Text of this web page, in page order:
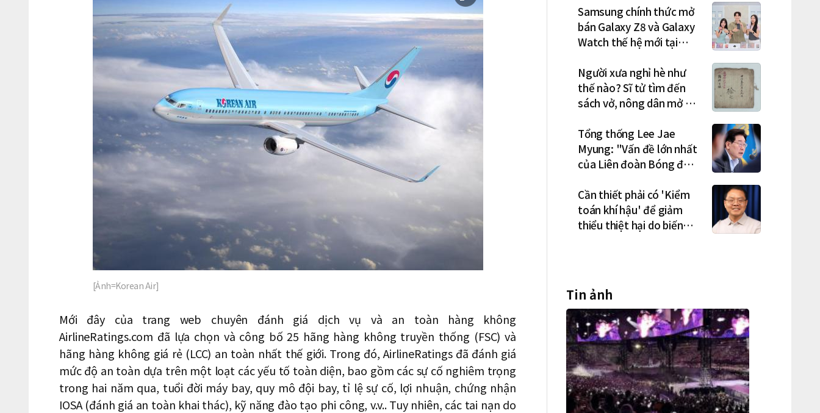
미
지
확
대
[Ảnh=Korean Air]
Mới đây của trang web chuyên đánh giá dịch vụ và an toàn hàng không
AirlineRatings.com đã lựa chọn và công bố 25 hãng hàng không truyền thống (FSC) và
hãng hàng không giá rẻ (LCC) an toàn nhất thế giới. Trong đó, AirlineRatings đã đánh giá
mức độ an toàn dựa trên một loạt các yếu tố toàn diện, bao gồm các sự cố nghiêm trọng
trong hai năm qua, tuổi đời máy bay, quy mô đội bay, tỉ lệ sự cố, lợi nhuận, chứng nhận
IOSA (đánh giá an toàn khai thác), kỹ năng đào tạo phi công, v.v.. Tuy nhiên, các tai nạn do
tương lai?
Samsung chính thức mở
bán Galaxy Z8 và Galaxy
Watch thế hệ mới tại
triệu đơn đặt trước
Người xưa nghỉ hè như
thế nào? Sĩ tử tìm đến
sách vở, nông dân mở hội
Tổng thống Lee Jae
Myung: "Vấn đề lớn nhất
của Liên đoàn Bóng đá
dân chủ và tình trạng
nắm quyền quá lâu"
Cần thiết phải có 'Kiểm
toán khí hậu' để giảm
thiểu thiệt hại do biến
Tin ảnh